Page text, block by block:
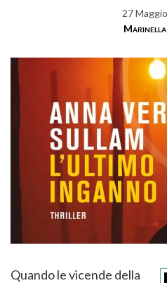
27
Quando le vicende della